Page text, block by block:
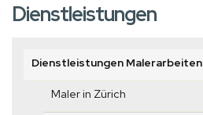
Dienstleistungen
Dienstleistungen Malerarbeiten
Maler in Zürich